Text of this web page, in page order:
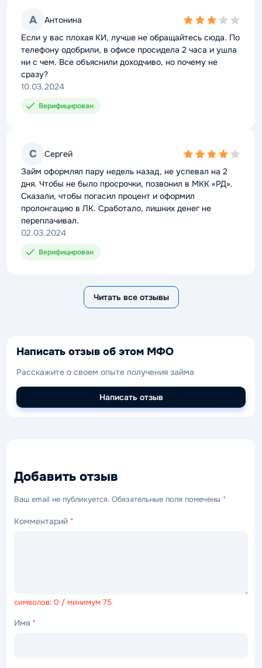
А Антонина
3,0
rating
Если у вас плохая КИ, лучше не обращайтесь сюда. По
телефону одобрили, в офисе просидела 2 часа и ушла
ни с чем. Все объяснили доходчиво, но почему не
сразу?
10.03.2024
Верифицирован
С Сергей
4,0
rating
Займ оформлял пару недель назад, не успевал на 2
дня. Чтобы не было просрочки, позвонил в МКК «РД».
Сказали, чтобы погасил процент и оформил
пролонгацию в ЛК. Сработало, лишних денег не
переплачивал.
02.03.2024
Верифицирован
Читать все отзывы
Написать отзыв об этом МФО
Расскажите о своем опыте получения займа
Написать отзыв
Добавить отзыв
Ваш email не публикуется. Обязательные поля помечены *
Комментарий *
символов: 0 / минимум 75
Имя *